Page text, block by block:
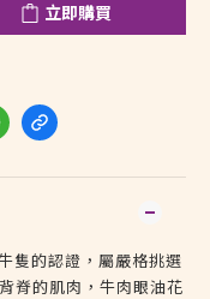
立即購買
隻的認證，屬嚴格挑選
脊的肌肉，牛肉眼油花